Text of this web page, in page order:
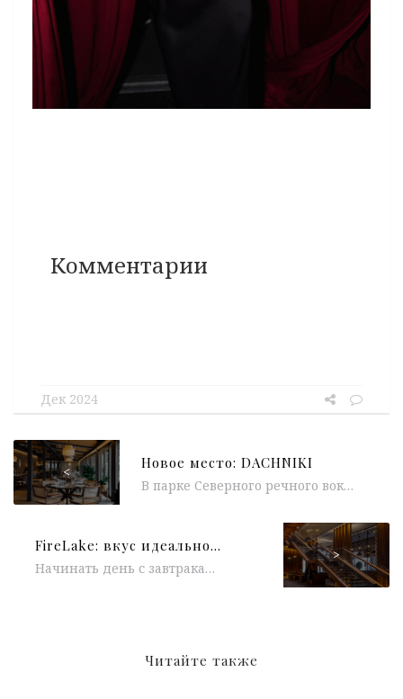
Комментарии
Дек 2024
<
Новое место: DACHNIKI
В парке Северного речного вокзала открылся проект DACHNIKI. За пространство отвечает Арсений Васильчук, для которого DACHNIKI стал первым самостоятельным проектом....
FireLake: вкус идеального дня в Radisson Blu Olympiyskiy
Начинать день с завтрака в Radisson Blu Olympiyskiy — значит позволить себе роскошь неспешного утра на высоте, где город расстилается...
>
Читайте также